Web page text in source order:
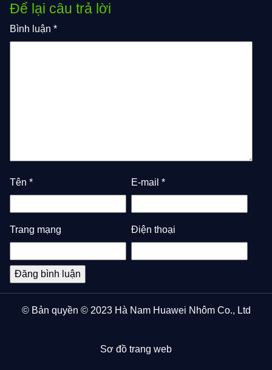
Để lại câu trả lời
Bình luận *
Tên * E-mail *
Trang mạng Điện thoại
© Bản quyền © 2023 Hà Nam Huawei Nhôm Co., Ltd
Sơ đồ trang web